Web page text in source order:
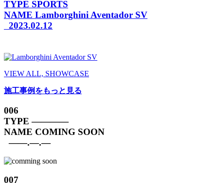
TYPE SPORTS
NAME Lamborghini Aventador SV
2023.02.12
VIEW ALL, SHOWCASE
施工事例をもっと見る
006
TYPE ————
NAME COMING SOON
——.—.—
007